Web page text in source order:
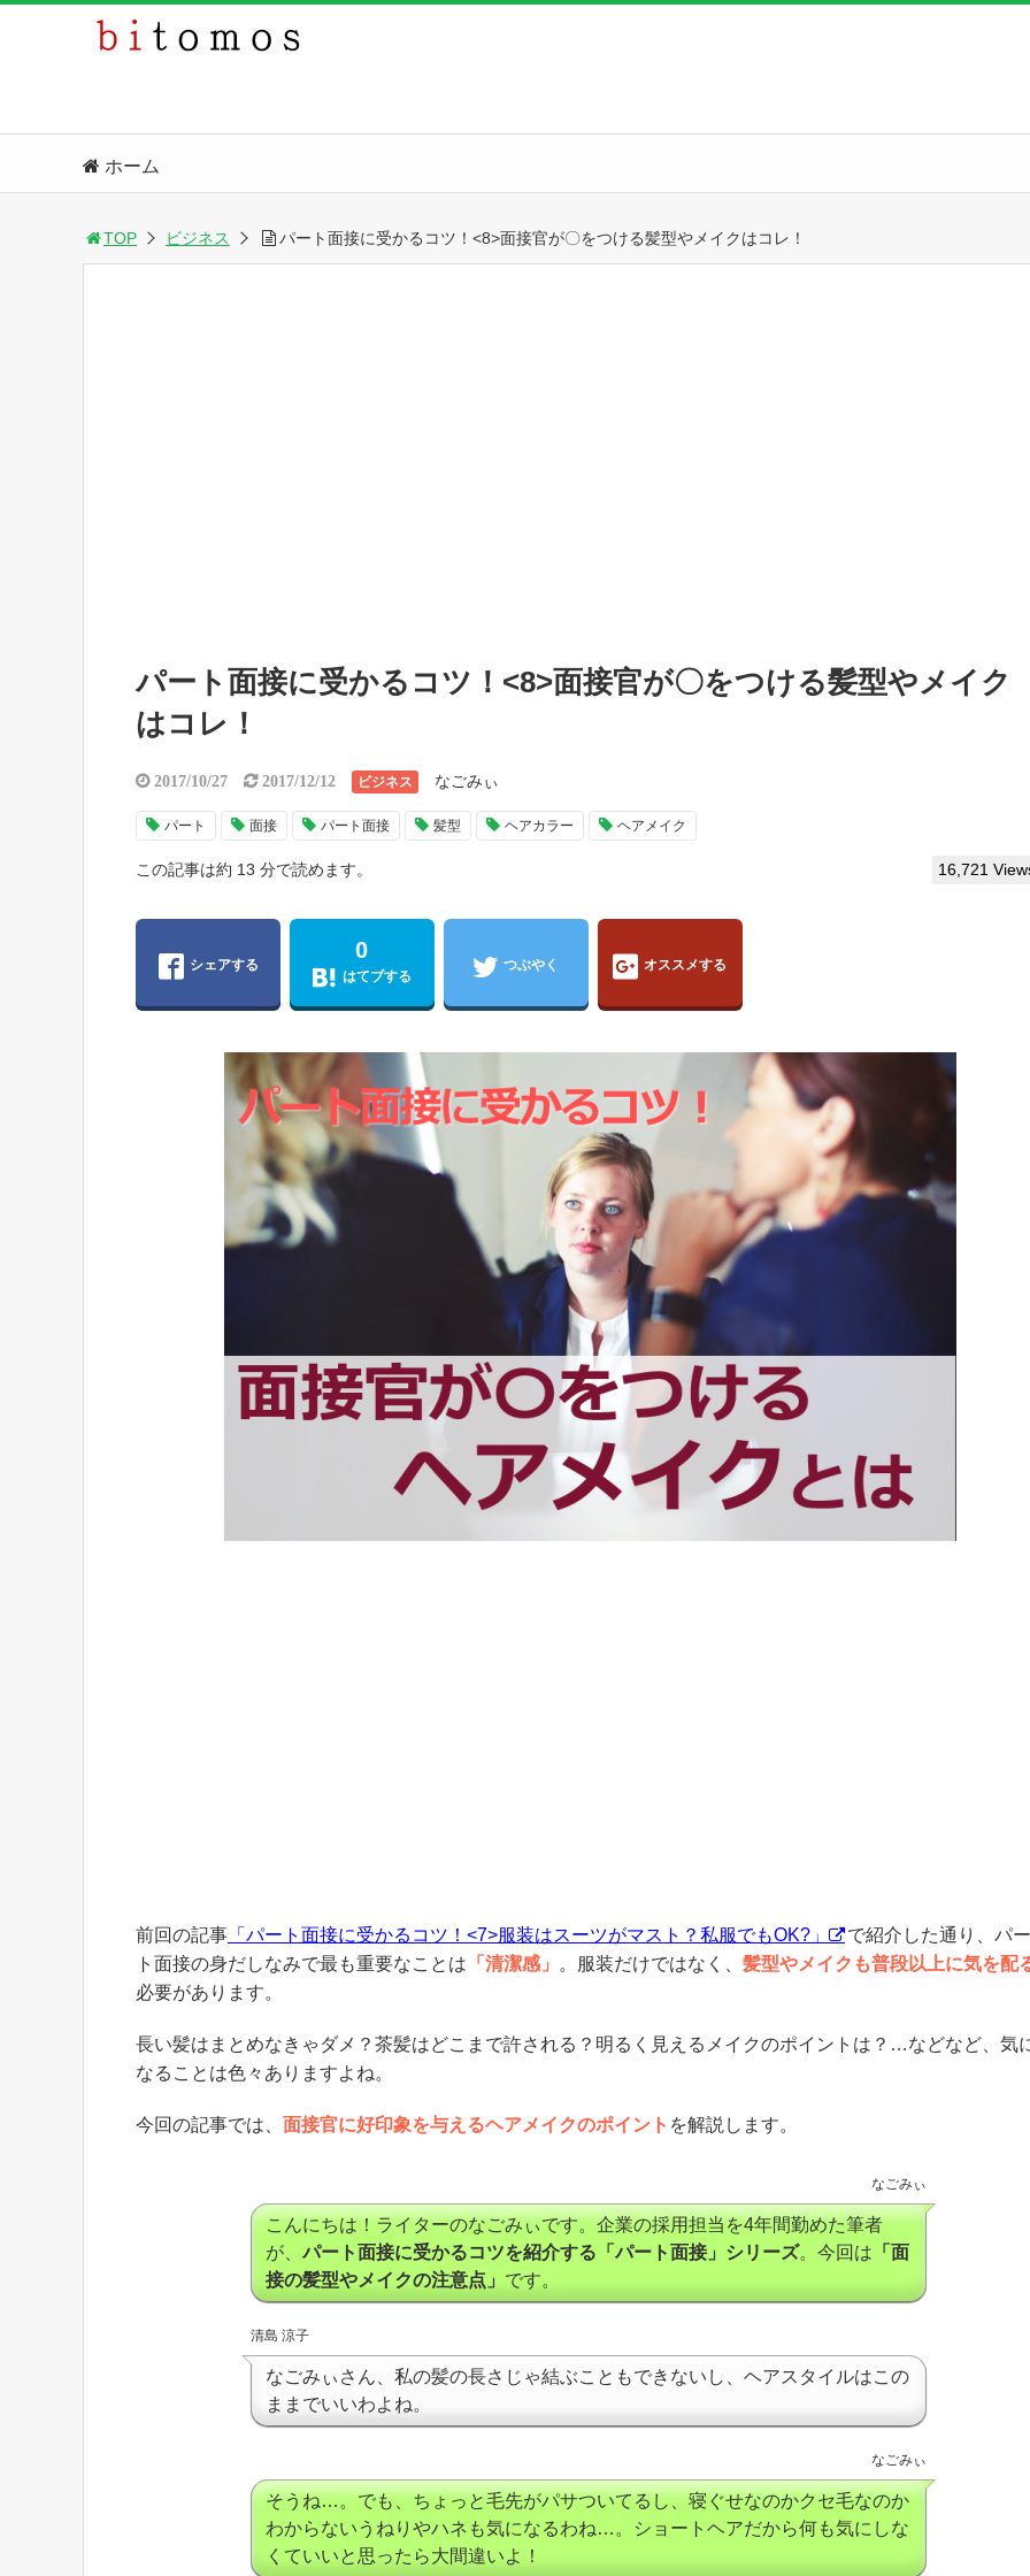
ホーム
TOP ビジネス パート面接に受かるコツ！<8>面接官が〇をつける髪型やメイクはコレ！
パート面接に受かるコツ！<8>面接官が〇をつける髪型やメイク
はコレ！
2017/10/27 2017/12/12 ビジネス なごみぃ
パート 面接 パート面接 髪型 ヘアカラー ヘアメイク
この記事は約 13 分で読めます。 16,721
シェアする
0
はてブする
つぶやく オススメする
前回の記事 「パート面接に受かるコツ！<7>服装はスーツがマスト？私服でもOK?」
で紹介した通り、パー
ト面接の身だしなみで最も重要なことは 「清潔感」 。服装だけではなく、 髪型やメイクも普段以上に気を配
必要があります。
長い髪はまとめなきゃダメ？茶髪はどこまで許される？明るく見えるメイクのポイントは？…などなど、気
なることは色々ありますよね。
今回の記事では、 面接官に好印象を与えるヘアメイクのポイント を解説します。
なごみぃ
こんにちは！ライターのなごみぃです。企業の採用担当を4年間勤めた筆者
が、パート面接に受かるコツを紹介する「パート面接」シリーズ。今回は 「面
接の髪型やメイクの注意点」 です。
清島 涼子
なごみぃさん、私の髪の長さじゃ結ぶこともできないし、ヘアスタイルはこの
ままでいいわよね。
なごみぃ
そうね…。でも、ちょっと毛先がパサついてるし、寝ぐせなのかクセ毛なのか
わからないうねりやハネも気になるわね…。ショートヘアだから何も気にしな
くていいと思ったら大間違いよ！